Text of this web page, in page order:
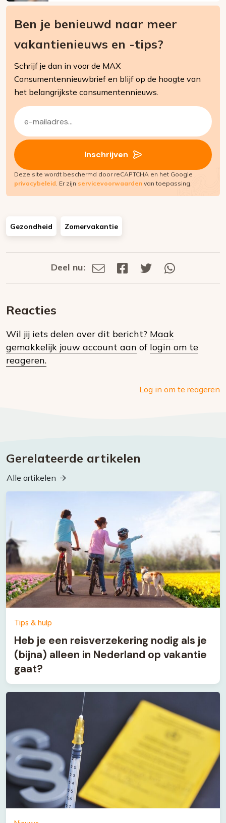
Ben je benieuwd naar meer
vakantienieuws en -tips?
Schrijf je dan in voor de MAX
Consumentennieuwbrief en blijf op de hoogte van
het belangrijkste consumentennieuws.
E-
mailadres
(Vereist)
Inschrijven
Deze site wordt beschermd door reCAPTCHA en het Google
privacybeleid. Er zijn servicevoorwaarden van toepassing.
Gezondheid Zomervakantie
Deel
social
Deel nu:
Deel
Deel
Deel
Reacties
Wil jij iets delen over dit bericht? Maak
gemakkelijk jouw account aan of login om te
reageren.
Log in om te reageren
Gerelateerde artikelen
Alle artikelen
Tips & hulp
Heb je een reisverzekering nodig als je
(bijna) alleen in Nederland op vakantie
gaat?